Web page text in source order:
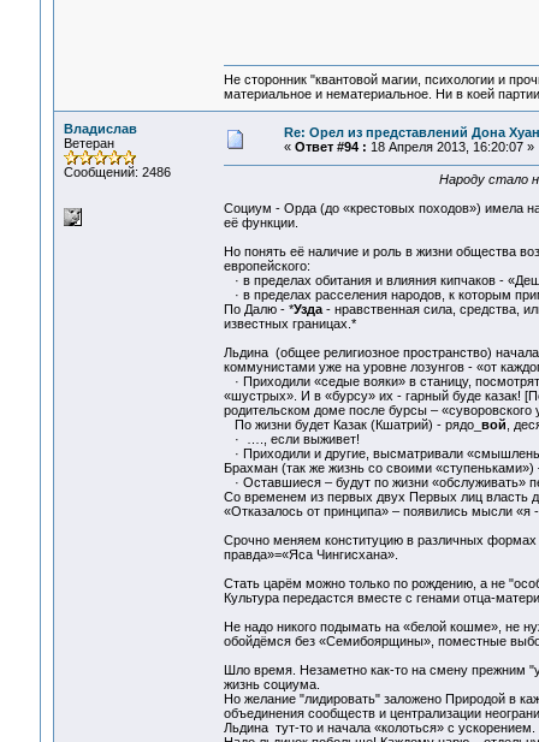
Не сторонник "квантовой магии, психологии и
материальное и нематериальное. Ни в коей
Владислав
Ветеран
Сообщений: 2486
Re: Орел из представлений Дона
« Ответ #94 : 18 Апреля 2013, 16:20:07 »
Народу стало
Социум - Орда (до «крестовых походов») имела
её функции.
Но понять её наличие и роль в жизни общества
европейского:
· в пределах обитания и влияния кипчаков -
· в пределах расселения народов, к которым
По Далю - *Узда - нравственная сила, средства,
известных границах.*
Льдина (общее религиозное пространство)
коммунистами уже на уровне лозунгов - «от
· Приходили «седые вояки» в станицу,
«шустрых». И в «бурсу» их - гарный буде казак!
родительском доме после бурсы – «суворовского
По жизни будет Казак (Кшатрий) - рядо_ вой ,
· …., если выживет!
· Приходили и другие, высматривали
Брахман (так же жизнь со своими
· Оставшиеся – будут по жизни «обслуживать»
Со временем из первых двух Первых лиц власть
«Отказалось от принципа» – появились мысли
Срочно меняем конституцию в различных
правда»=«Яса Чингисхана».
Стать царём можно только по рождению, а не
Культура передастся вместе с генами отца-
Не надо никого подымать на «белой кошме», не
обойдёмся без «Семибоярщины», поместные
Шло время. Незаметно как-то на смену прежним
жизнь социума.
Но желание "лидировать" заложено Природой в
объединения сообществ и централизации
Льдина тут-то и начала «колоться» с